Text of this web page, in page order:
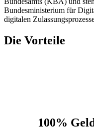
Bundesministerium für
digitalen
Die Vorteile
100%